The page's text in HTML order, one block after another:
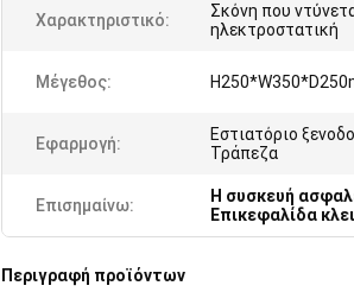
Χαρακτηριστικό:
Σκόνη που
ηλεκτροστατική
Μέγεθος:
Εφαρμογή:
Εστιατόριο
Τράπεζα
Επισημαίνω: Η συσκευή
Επικεφαλίδα
Περιγραφή προϊόντων